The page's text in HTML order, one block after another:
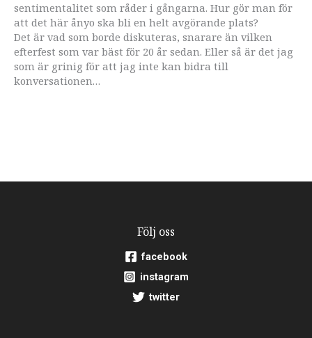
sentimentalitet som råder i gångarna. Hur gör man för
att det här ånyo ska bli en helt avgörande plats?
Det är vad som borde diskuteras, snarare än vilken
efterfest som var bäst för 20 år sedan. Eller så är det jag
som är grinig för att jag inte kan bidra till
konversationen…
Följ oss
facebook
instagram
twitter